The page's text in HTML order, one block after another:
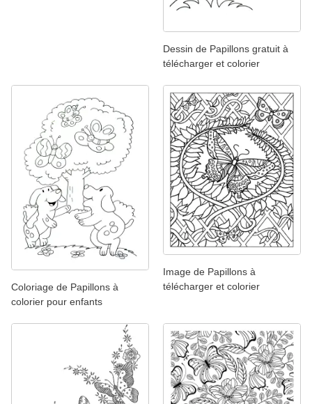
Dessin de Papillons gratuit à
télécharger et colorier
Coloriage de Papillons à
colorier pour enfants
Image de Papillons à
télécharger et colorier